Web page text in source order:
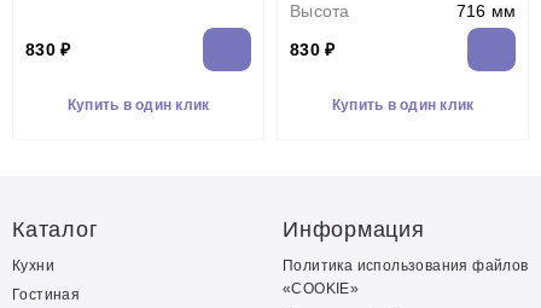
830 ₽
Купить в один клик
Высота
716 мм
830 ₽
Купить в один клик
Каталог
Кухни
Гостиная
Информация
Политика использования файлов
«COOKIE»